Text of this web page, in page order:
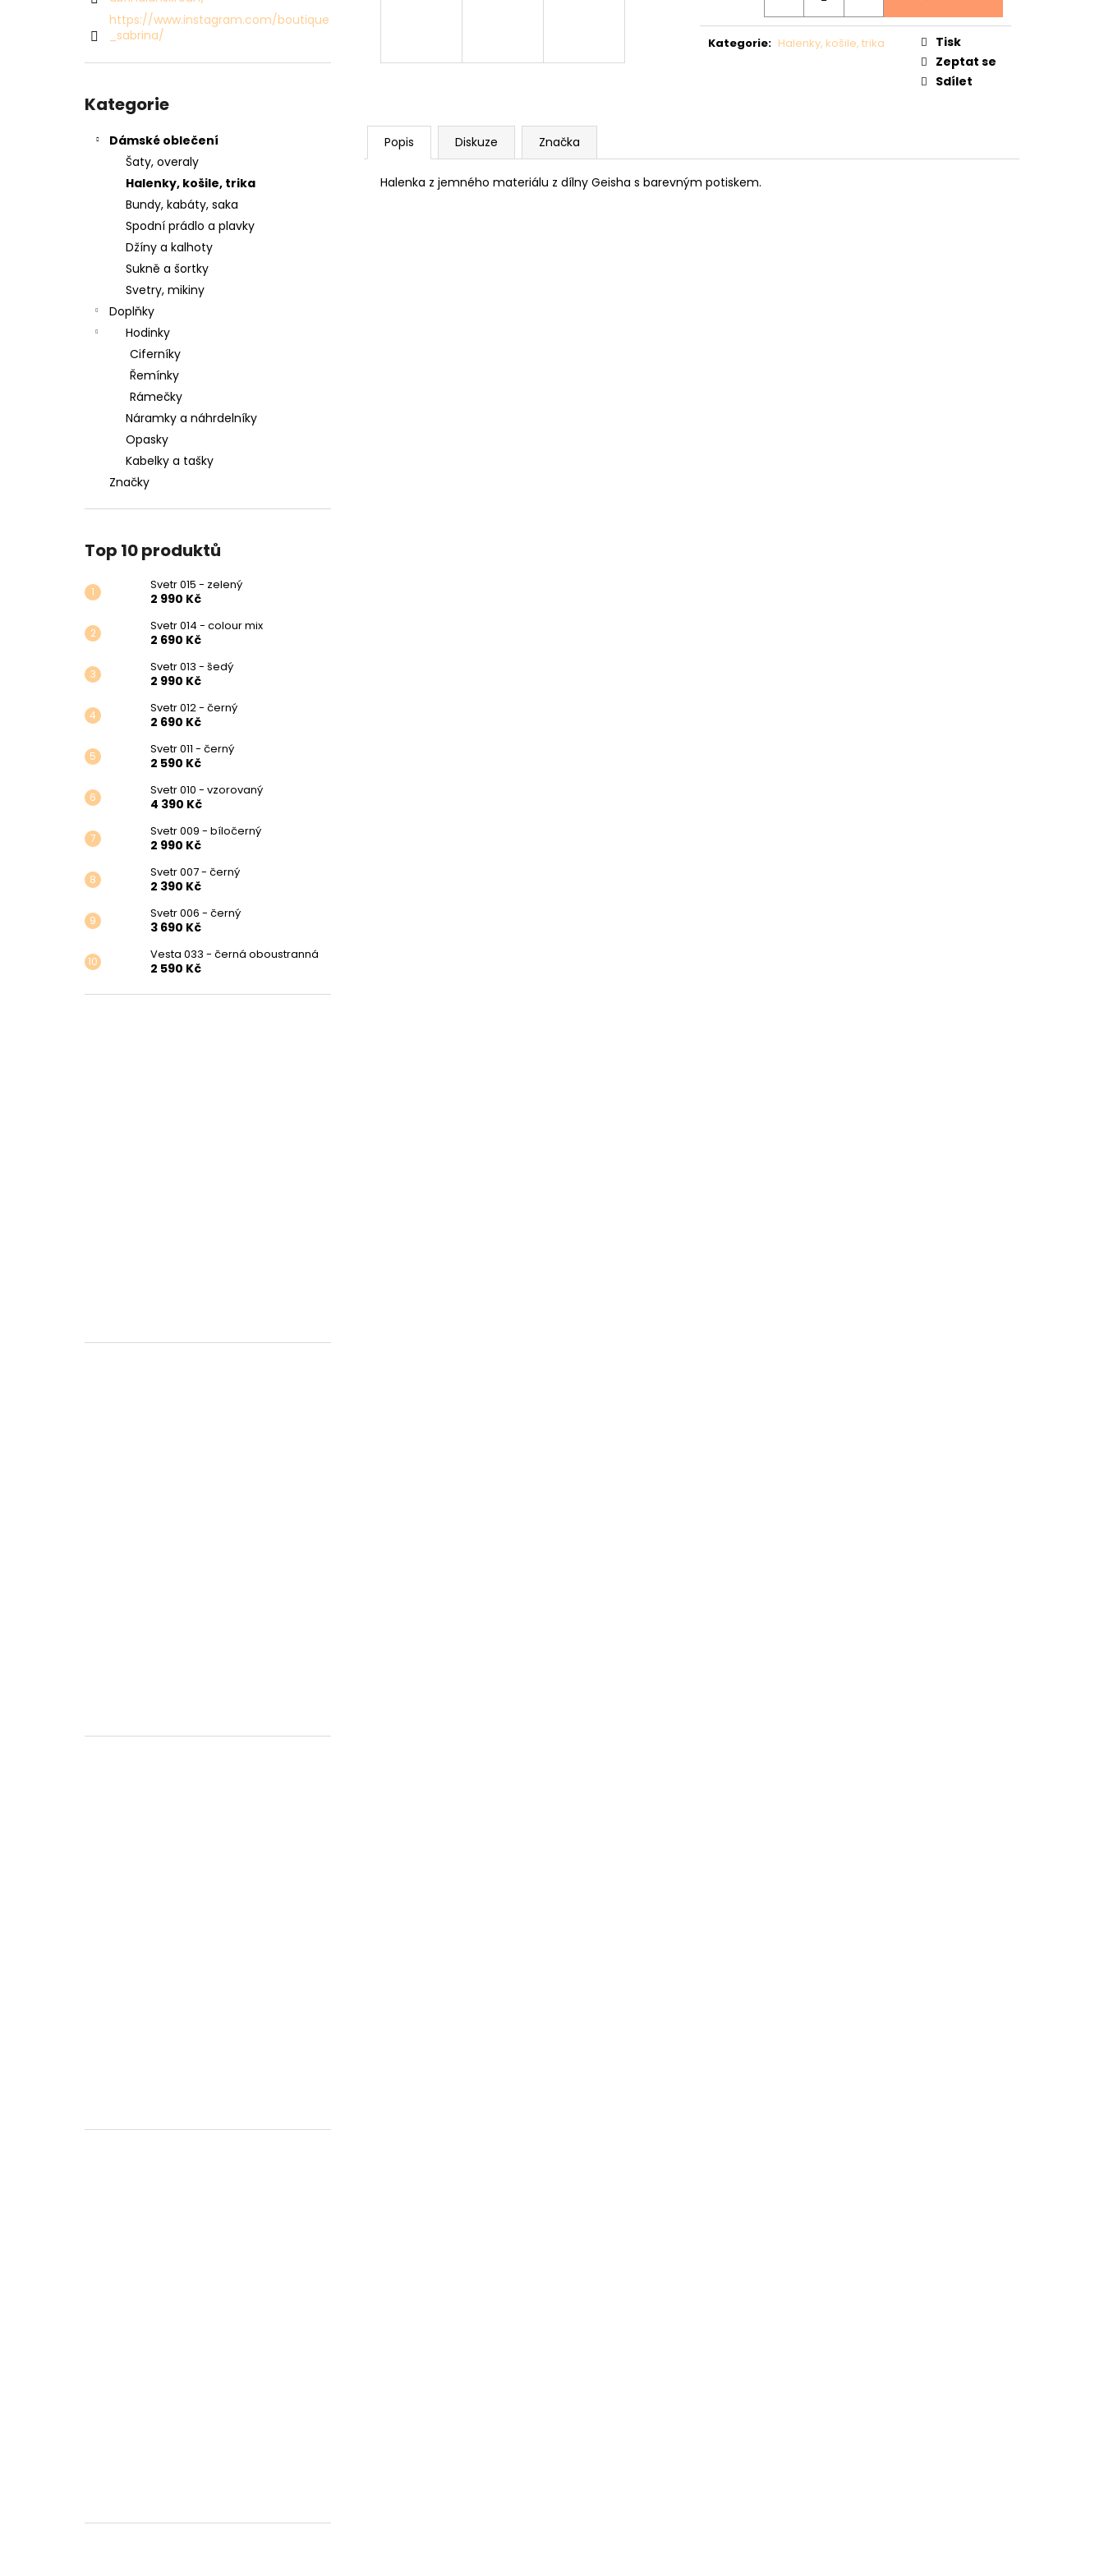
https://www.instagram.com/boutique
_sabrina/
kategorie
Kategorie
Dámské oblečení
Šaty, overaly
Halenky, košile, trika
Bundy, kabáty, saka
Spodní prádlo a plavky
Džíny a kalhoty
Sukně a šortky
Svetry, mikiny
Doplňky
Hodinky
Ciferníky
Řemínky
Rámečky
Náramky a náhrdelníky
Opasky
Kabelky a tašky
Značky
Top 10 produktů
Svetr 015 - zelený
2 990 Kč
Svetr 014 - colour mix
2 690 Kč
Svetr 013 - šedý
2 990 Kč
Svetr 012 - černý
2 690 Kč
Svetr 011 - černý
2 590 Kč
Svetr 010 - vzorovaný
4 390 Kč
Svetr 009 - bíločerný
2 990 Kč
Svetr 007 - černý
2 390 Kč
Svetr 006 - černý
3 690 Kč
Vesta 033 - černá oboustranná
2 590 Kč
Kategorie: Halenky, košile, trika
Tisk
Zeptat se
Sdílet
Popis Diskuze Značka
Halenka z jemného materiálu z dílny Geisha s barevným potiskem.
SVETR 015 - ZELENÝ
2 990 Kč